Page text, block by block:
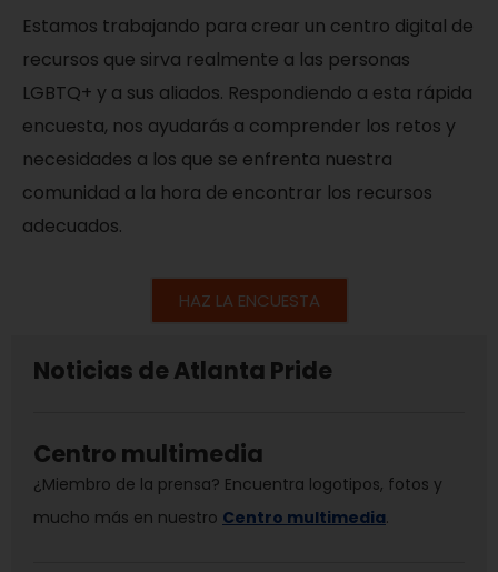
Estamos trabajando para crear un centro digital de
recursos que sirva realmente a las personas
LGBTQ+ y a sus aliados. Respondiendo a esta rápida
encuesta, nos ayudarás a comprender los retos y
necesidades a los que se enfrenta nuestra
comunidad a la hora de encontrar los recursos
adecuados.
HAZ LA ENCUESTA
Noticias de Atlanta Pride
Centro multimedia
¿Miembro de la prensa? Encuentra logotipos, fotos y
mucho más en nuestro Centro multimedia.